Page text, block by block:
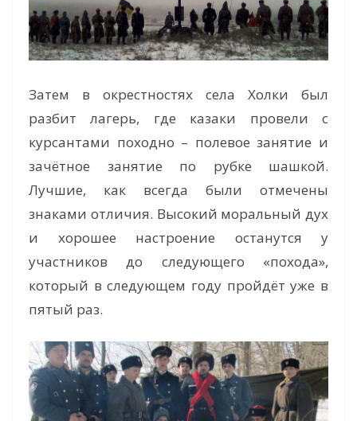
Затем в окрестностях села Холки был
разбит лагерь, где казаки провели с
курсантами походно – полевое занятие и
зачётное занятие по рубке шашкой.
Лучшие, как всегда были отмечены
знаками отличия. Высокий моральный дух
и хорошее настроение останутся у
участников до следующего «похода»,
который в следующем году пройдёт уже в
пятый раз.